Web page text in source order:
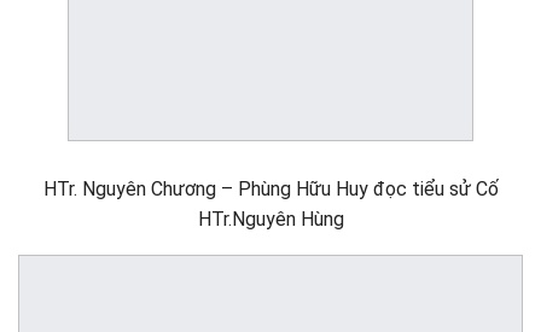
HTr. Nguyên Chương – Phùng Hữu Huy đọc tiểu sử Cố
HTr.Nguyên Hùng